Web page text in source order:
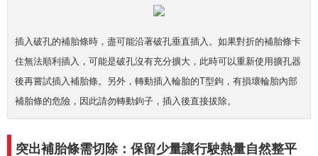
插入破孔的補胎條時，盡可能沿著破孔垂直插入。如果對折的補胎條卡
住無法順利插入，可能是破孔沒有充分擴大，此時可以重新使用擴孔器
後再嘗試插入補胎條。另外，轉動插入輪胎的T型鉤，有損壞輪胎內部
補胎條的危險，因此請勿轉動鉤子，插入後直接拔除。
突出補胎條需切除：保留少量讓行駛熱量自然整平